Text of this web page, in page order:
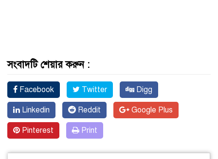
সংবাদটি শেয়ার করুন :
Facebook Twitter Digg
Linkedin Reddit Google Plus
Pinterest Print